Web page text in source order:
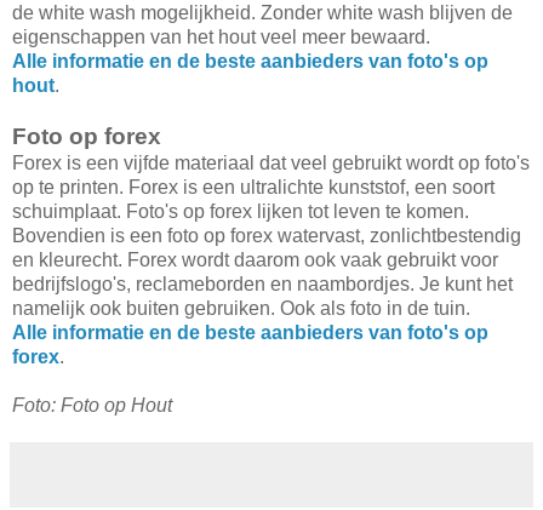
de white wash mogelijkheid. Zonder white wash blijven de
eigenschappen van het hout veel meer bewaard.
Alle informatie en de beste aanbieders van foto's op
hout.
Foto op forex
Forex is een vijfde materiaal dat veel gebruikt wordt op foto's
op te printen. Forex is een ultralichte kunststof, een soort
schuimplaat. Foto's op forex lijken tot leven te komen.
Bovendien is een foto op forex watervast, zonlichtbestendig
en kleurecht. Forex wordt daarom ook vaak gebruikt voor
bedrijfslogo's, reclameborden en naambordjes. Je kunt het
namelijk ook buiten gebruiken. Ook als foto in de tuin.
Alle informatie en de beste aanbieders van foto's op
forex.
Foto: Foto op Hout